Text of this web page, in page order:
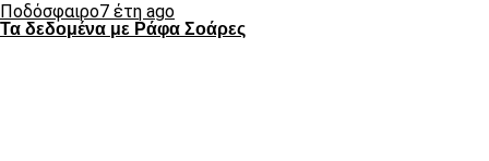
Ποδόσφαιρο7 έτη ago
Τα δεδομένα με Ράφα Σοάρες